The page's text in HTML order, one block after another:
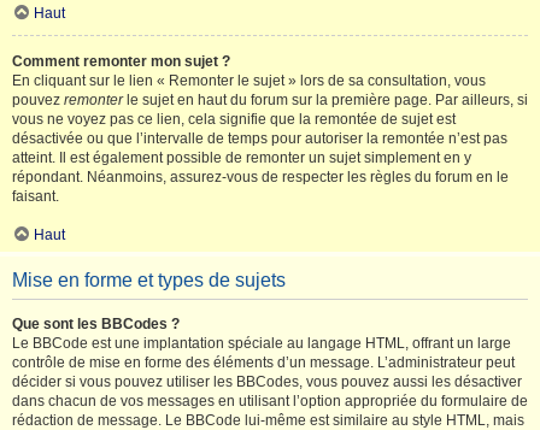
Haut
Comment remonter mon sujet ?
En cliquant sur le lien « Remonter le sujet » lors de sa consultation, vous
pouvez remonterle sujet en haut du forum sur la première page. Par ailleurs, si
vous ne voyez pas ce lien, cela signifie que la remontée de sujet est
désactivée ou que l’intervalle de temps pour autoriser la remontée n’est pas
atteint. Il est également possible de remonter un sujet simplement en y
répondant. Néanmoins, assurez-vous de respecter les règles du forum en le
faisant.
Haut
Mise en forme et types de sujets
Que sont les BBCodes ?
Le BBCode est une implantation spéciale au langage HTML, offrant un large
contrôle de mise en forme des éléments d’un message. L’administrateur peut
décider si vous pouvez utiliser les BBCodes, vous pouvez aussi les désactiver
dans chacun de vos messages en utilisant l’option appropriée du formulaire de
rédaction de message. Le BBCode lui-même est similaire au style HTML, mais